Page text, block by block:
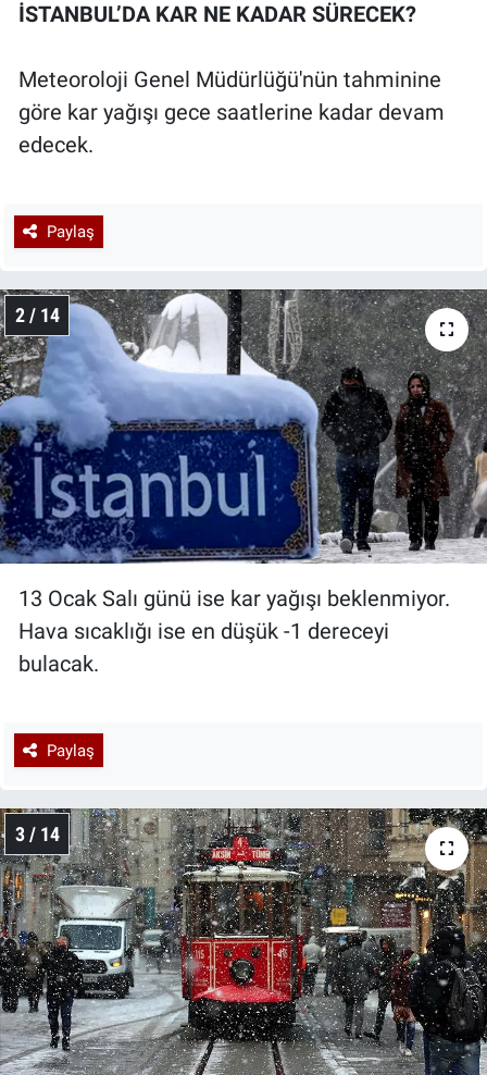
İSTANBUL’DA KAR NE KADAR SÜRECEK?
Meteoroloji Genel Müdürlüğü'nün tahminine
göre kar yağışı gece saatlerine kadar devam
edecek.
Paylaş
2 / 14
13 Ocak Salı günü ise kar yağışı beklenmiyor.
Hava sıcaklığı ise en düşük -1 dereceyi
bulacak.
Paylaş
3 / 14